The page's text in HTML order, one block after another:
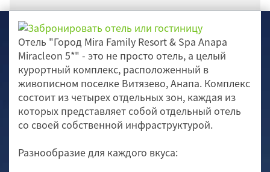
Отель "Город Mira Family Resort & Spa Anapa
Miracleon 5*" - это не просто отель, а целый
курортный комплекс, расположенный в
живописном поселке Витязево, Анапа. Комплекс
состоит из четырех отдельных зон, каждая из
которых представляет собой отдельный отель
со своей собственной инфраструктурой.
Разнообразие для каждого вкуса: